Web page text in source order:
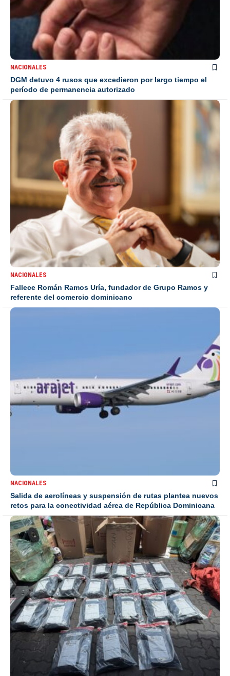
NACIONALES
DGM detuvo 4 rusos que excedieron por largo tiempo el
período de permanencia autorizado
NACIONALES
Fallece Román Ramos Uría, fundador de Grupo Ramos y
referente del comercio dominicano
NACIONALES
Salida de aerolíneas y suspensión de rutas plantea nuevos
retos para la conectividad aérea de República Dominicana